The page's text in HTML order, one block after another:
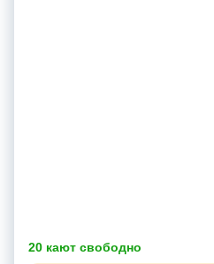
20 кают свободно